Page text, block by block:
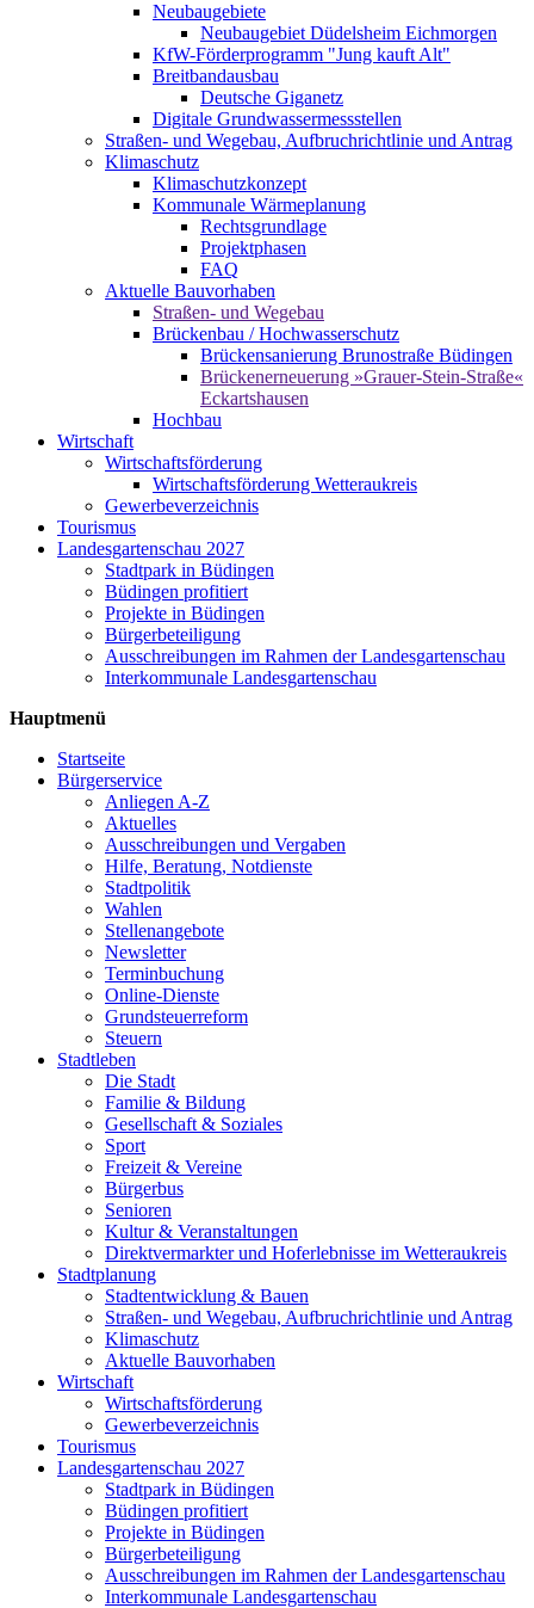
Neubaugebiete
Neubaugebiet Düdelsheim Eichmorgen
KfW-Förderprogramm "Jung kauft Alt"
Breitbandausbau
Deutsche Giganetz
Digitale Grundwassermessstellen
Straßen- und Wegebau, Aufbruchrichtlinie und Antrag
Klimaschutz
Klimaschutzkonzept
Kommunale Wärmeplanung
Rechtsgrundlage
Projektphasen
FAQ
Aktuelle Bauvorhaben
Straßen- und Wegebau
Brückenbau / Hochwasserschutz
Brückensanierung Brunostraße Büdingen
Brückenerneuerung »Grauer-Stein-Straße«
Eckartshausen
Hochbau
Wirtschaft
Wirtschaftsförderung
Wirtschaftsförderung Wetteraukreis
Gewerbeverzeichnis
Tourismus
Landesgartenschau 2027
Stadtpark in Büdingen
Büdingen profitiert
Projekte in Büdingen
Bürgerbeteiligung
Ausschreibungen im Rahmen der Landesgartenschau
Interkommunale Landesgartenschau
Hauptmenü
Startseite
Bürgerservice
Anliegen A-Z
Aktuelles
Ausschreibungen und Vergaben
Hilfe, Beratung, Notdienste
Stadtpolitik
Wahlen
Stellenangebote
Newsletter
Terminbuchung
Online-Dienste
Grundsteuerreform
Steuern
Stadtleben
Die Stadt
Familie & Bildung
Gesellschaft & Soziales
Sport
Freizeit & Vereine
Bürgerbus
Senioren
Kultur & Veranstaltungen
Direktvermarkter und Hoferlebnisse im Wetteraukreis
Stadtplanung
Stadtentwicklung & Bauen
Straßen- und Wegebau, Aufbruchrichtlinie und Antrag
Klimaschutz
Aktuelle Bauvorhaben
Wirtschaft
Wirtschaftsförderung
Gewerbeverzeichnis
Tourismus
Landesgartenschau 2027
Stadtpark in Büdingen
Büdingen profitiert
Projekte in Büdingen
Bürgerbeteiligung
Ausschreibungen im Rahmen der Landesgartenschau
Interkommunale Landesgartenschau